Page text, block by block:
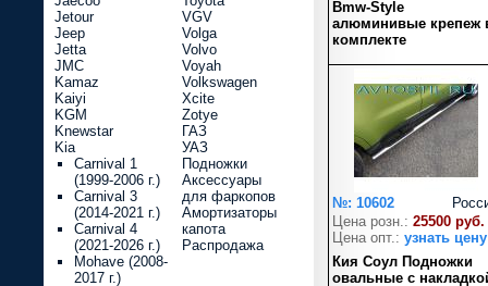
Bmw-Style
алюминивые крепеж
комплекте
№: 10602
Цена розн.: 25500 руб.
Цена опт.: узнать цену
Кия Соул Подножки
овальные с
Jetour
Jeep
Jetta
JMC
Kamaz
Kaiyi
KGM
Knewstar
Kia
Carnival 1
(1999-2006 г.)
Carnival 3
(2014-2021 г.)
Carnival 4
(2021-2026 г.)
Mohave (2008-
2017 г.)
VGV
Volga
Volvo
Voyah
Volkswagen
Xcite
Zotye
ГАЗ
УАЗ
Подножки
Аксессуары
для фаркопов
Амортизаторы
капота
Распродажа